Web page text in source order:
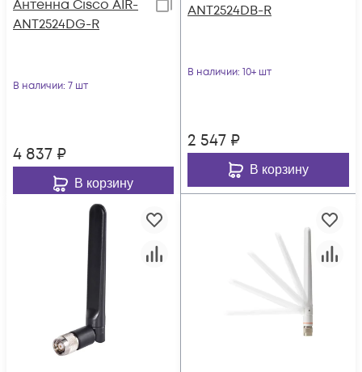
Антенна Cisco AIR-
ANT2524DG-R
В наличии: 7 шт
4 837 ₽
В корзину
ANT2524DB-R
В наличии: 10+ шт
2 547 ₽
В корзину